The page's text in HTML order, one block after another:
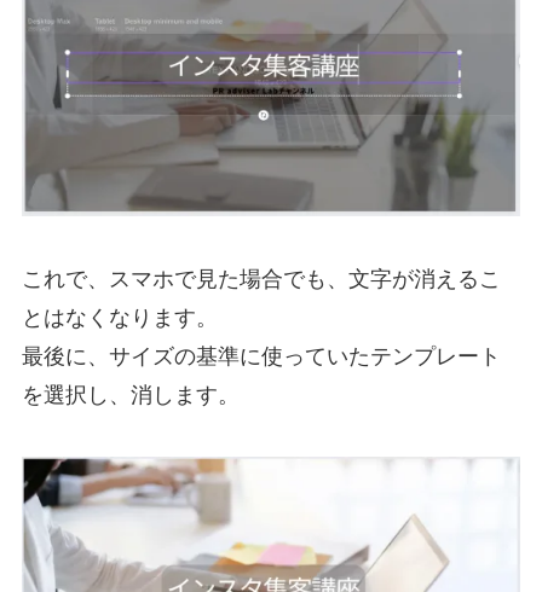
これで、スマホで見た場合でも、文字が消えるこ
とはなくなります。
最後に、サイズの基準に使っていたテンプレート
を選択し、消します。